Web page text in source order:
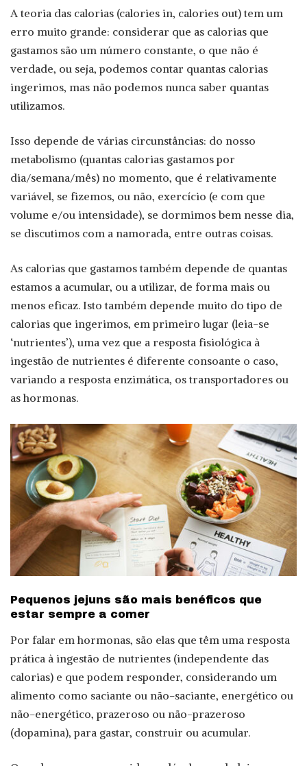
A teoria das calorias (calories in, calories out) tem um
erro muito grande: considerar que as calorias que
gastamos são um número constante, o que não é
verdade, ou seja, podemos contar quantas calorias
ingerimos, mas não podemos nunca saber quantas
utilizamos.
Isso depende de várias circunstâncias: do nosso
metabolismo (quantas calorias gastamos por
dia/semana/mês) no momento, que é relativamente
variável, se fizemos, ou não, exercício (e com que
volume e/ou intensidade), se dormimos bem nesse dia,
se discutimos com a namorada, entre outras coisas.
As calorias que gastamos também depende de quantas
estamos a acumular, ou a utilizar, de forma mais ou
menos eficaz. Isto também depende muito do tipo de
calorias que ingerimos, em primeiro lugar (leia-se
‘nutrientes’), uma vez que a resposta fisiológica à
ingestão de nutrientes é diferente consoante o caso,
variando a resposta enzimática, os transportadores ou
as hormonas.
Pequenos jejuns são mais benéficos que
estar sempre a comer
Por falar em hormonas, são elas que têm uma resposta
prática à ingestão de nutrientes (independente das
calorias) e que podem responder, considerando um
alimento como saciante ou não-saciante, energético ou
não-energético, prazeroso ou não-prazeroso
(dopamina), para gastar, construir ou acumular.